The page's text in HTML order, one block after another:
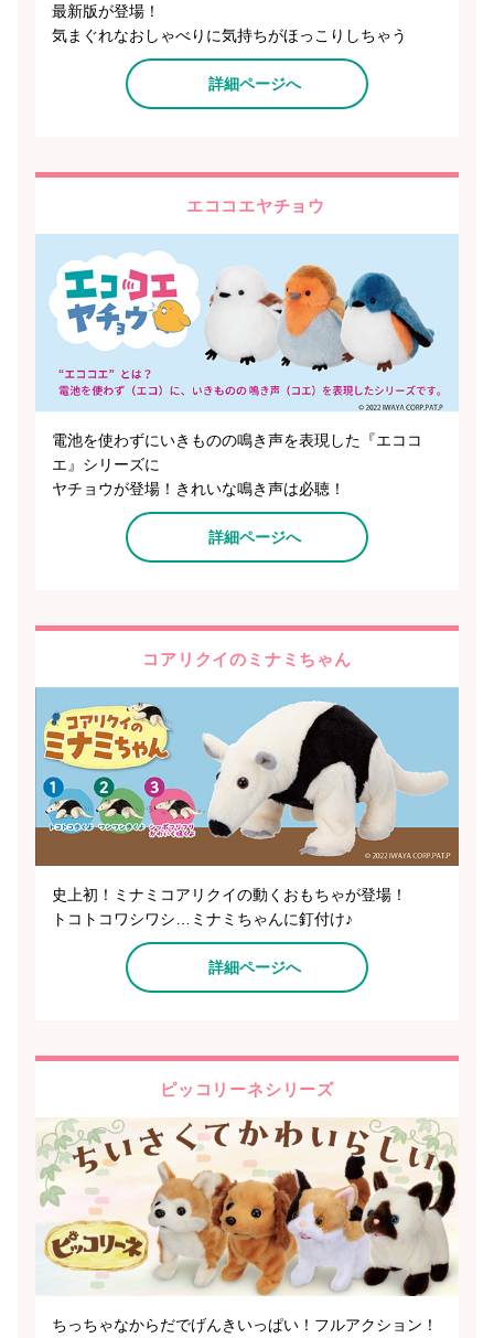
最新版が登場！
気まぐれなおしゃべりに気持ちがほっこりしちゃう
詳細ページへ
エココエヤチョウ
電池を使わずにいきものの鳴き声を表現した『エココ
エ』シリーズに
ヤチョウが登場！きれいな鳴き声は必聴！
詳細ページへ
コアリクイのミナミちゃん
史上初！ミナミコアリクイの動くおもちゃが登場！
トコトコワシワシ…ミナミちゃんに釘付け♪
詳細ページへ
ピッコリーネシリーズ
ちっちゃなからだでげんきいっぱい！フルアクション！